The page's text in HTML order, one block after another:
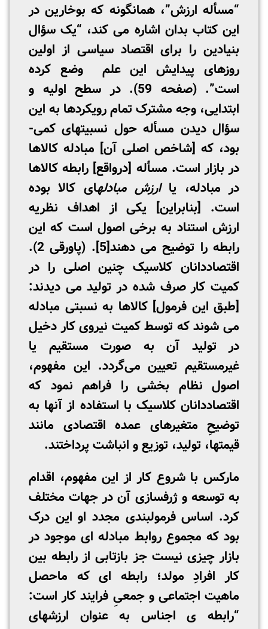
“مسأله ارزش”، همانگونه که بوخارین در
این کتاب بدان اشاره می­ کند، “یک سؤال
بنیادین را برای اقتصاد سیاسی از اولین
روزهای پیدایش این علم وضع کرده
است”. (صفحه 59). در سطح اولیه و
ابتدایی، وجه مشترک تمام رویکردها به این
سؤال دیدن مسأله حول نسبیتهای کمی­
بود، که [شاخص اصلی آن] مبادله کالاها
در بازار است. مسأله­ [درواقع] رابطه­ کالاها
در مبادله، یاارزش مبادله­ای کالا بوده
است. [بنابراین] یکی از اهداف نظریه
ارزش استناد به برخی اصول است که این
رابطه را توضیح می­ دهند[5]
. (پاورقی 2).
اقتصاددانان کلاسیک چنین اصلی را در
کمیت کار صرف شده در تولید می­ دیدند:
[طبق این فرمول] کالاها به نسبتی مبادله
می­ شوند که توسط کمیت نیروی کار دخیل
در تولید آن به صورت مستقیم یا
غیرمستقیم تعیین می‌گردد. این مفهوم،
اصول نظام ­بخشی را فراهم نمود که
اقتصاددانان کلاسیک با استفاده از آنها به
توضیحِ متغیرهای عمده­ اقتصادی مانند
قیمت­ها، تولید، توزیع و انباشت پرداختند.
مارکس با شروع کار از این مفهوم، اقدام
به توسعه و ژرف­سازی آن در جهات مختلف
کرد. اساس فرمول­بندی مجدد او این درک
بود که مجموع روابط مبادله ­ای موجود در
بازار چیزی نیست جز بازتابی از رابطه بین
کار افرادِ مولد؛ رابطه ­ای که ماحصل
ماهیت اجتماعی و جمعیِ فرایند کار است:
“رابطه­ ی اجناس به عنوان ارزشهای